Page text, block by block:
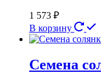
1 573 ₽
В корзину
Семена